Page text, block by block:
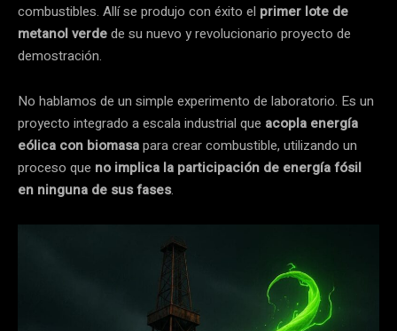
combustibles. Allí se produjo con éxito el primer lote de
metanol verdede su nuevo y revolucionario proyecto de
demostración.
No hablamos de un simple experimento de laboratorio. Es un
proyecto integrado a escala industrial que acopla energía
eólica con biomasapara crear combustible, utilizando un
proceso que no implica la participación de energía fósil
en ninguna de sus fases.